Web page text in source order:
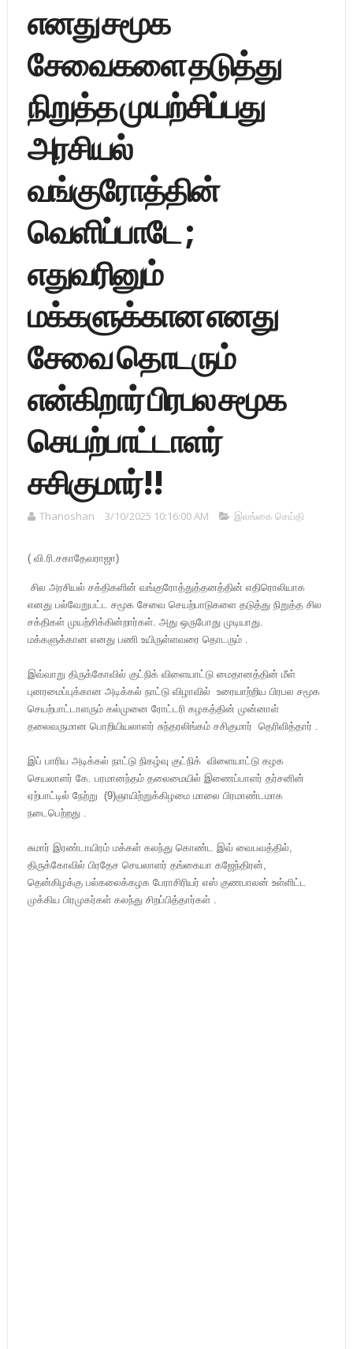
எனது சமூக
சேவைகளை தடுத்து
நிறுத்த முயற்சிப்பது
அரசியல்
வங்குரோத்தின்
வெளிப்பாடே ;
எதுவரினும்
மக்களுக்கான எனது
சேவை தொடரும்
என்கிறார் பிரபல சமூக
செயற்பாட்டாளர்
சசிகுமார்!!
Thanoshan 3/10/2025 10:16:00 AM இலங்கை செய்தி
( வி.ரி.சகாதேவராஜா)
சில அரசியல் சக்திகளின் வங்குரோத்துத்தனத்தின் எதிரொலியாக
எனது பல்வேறுபட்ட சமூக சேவை செயற்பாடுகளை தடுத்து நிறுத்த சில
சக்திகள் முயற்சிக்கின்றார்கள். அது ஒருபோது முடியாது.
மக்களுக்கான எனது பணி உயிருள்ளவரை தொடரும் .
இவ்வாறு திருக்கோவில் குட்நிக் விளையாட்டு மைதானத்தின் மீள்
புனரமைப்புக்கான அடிக்கல் நாட்டு விழாவில் உரையாற்றிய பிரபல சமூக
செயற்பாட்டாளரும் கல்முனை ரோட்டரி கழகத்தின் முன்னாள்
தலைவருமான பொறியியலாளர் சுந்தரலிங்கம் சசிகுமார் தெரிவித்தார் .
இப் பாரிய அடிக்கல் நாட்டு நிகழ்வு குட்நிக் விளையாட்டு கழக
செயலாளர் கே. பரமானந்தம் தலைமையில் இணைப்பாளர் தர்சனின்
ஏற்பாட்டில் நேற்று (9)ஞாயிற்றுக்கிழமை மாலை பிரமாண்டமாக
நடைபெற்றது .
சுமார் இரண்டாயிரம் மக்கள் கலந்து கொண்ட இவ் வைபவத்தில்,
திருக்கோவில் பிரதேச செயலாளர் தங்கையா கஜேந்திரன்,
தென்கிழக்கு பல்கலைக்கழக பேராசிரியர் எஸ் குணபாலன் உள்ளிட்ட
முக்கிய பிரமுகர்கள் கலந்து சிறப்பித்தார்கள் .